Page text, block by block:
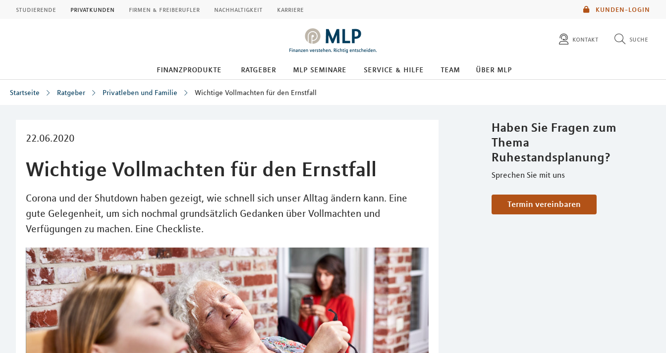
KUNDEN-LOGIN
studierende privatkunden firmen & freiberufler nachhaltigkeit karriere
kontakt suche
finanzprodukte ratgeber mlp seminare service & hilfe team über mlp
Startseite Ratgeber Privatleben und Familie Wichtige Vollmachten für den Ernstfall
22.06.2020
Wichtige Vollmachten für den Ernstfall
Corona und der Shutdown haben gezeigt, wie schnell sich unser Alltag ändern kann. Eine
gute Gelegenheit, um sich nochmal grundsätzlich Gedanken über Vollmachten und
Verfügungen zu machen. Eine Checkliste.
Haben Sie Fragen zum
Thema
Ruhestandsplanung?
Sprechen Sie mit uns
Termin vereinbaren